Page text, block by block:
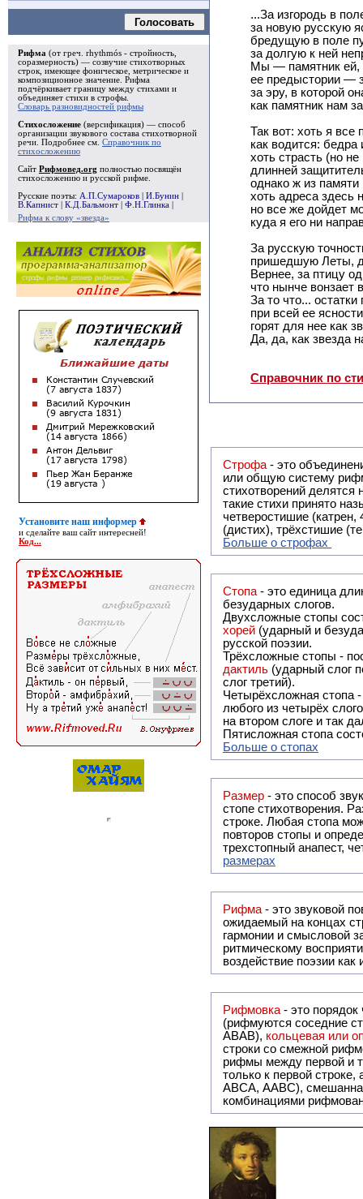
Голосовать
Рифма (от греч. rhythmós - стройность,
соразмерность) — созвучие стихотворных
строк, имеющее фоническое, метрическое и
композиционное значение. Рифма
подчёркивает границу между стихами и
объединяет стихи в строфы
Словарь разновидностей рифмы
Стихосложение (версификация) — способ
организации звукового состава стихотворной
речи. Подробнее см. Справочник по
стихосложению
Сайт Рифмовед.org полностью посвящён
стихосложению и русской рифме.
Русские поэты: А.П.Сумароков И.Бунин
В.Капнист
К.Д.Бальмонт Ф.Н.Глинка
Рифма к слову «звезда»
Установите наш информер
и сделайте ваш сайт интересней!
Код...
...За изгородь в
за новую русскую
бредущую в поле
за долгую к ней
Мы — памятник ей,
ее предыстории —
за эру, в которой
как памятник нам
Так вот: хоть я все
как водится: бедра
хоть страсть (но
длинней
однако ж из
хоть адреса здесь
но все же дойдет
куда я его ни
За русскую
пришедшую Леты,
Вернее, за птицу
что нынче вонзает
За то что... остатки
при всей ее
горят для нее как
Да, да, как звезда
Справочник по
Строфа - это объединение двух
или общую систему рифм, и регулярно или периодически
стихотворений делятся на строфы и т.о. являются строфическими.
такие стихи принято называть астрофическими. Самая популярная строфа в русской поэзии -
четверостишие
(дистих), трёхстишие
Больше о строфах
Стопа - это единица
безударных слогов.
Двухсложные стопы
хорей (ударный и
русской поэзии.
Трёхсложные стопы -
дактиль (ударный слог
слог третий).
Четырёхсложная стопа
любого из четырёх
на втором слоге и так
Пятисложная стопа
Больше о стопах
Размер - это способ
стопе стихотворения.
строке. Любая стопа
повторов стопы и
трехстопный анапест,
размерах
Рифма - это звуковой повтор, традиционно используемый в поэзии и, как
ожидаемый на концах
гармонии и смысловой
ритмическому
воздействие поэзии
Рифмовка - это
(рифмуются соседние
ABAB), кольцевая или
строки со смежной
рифмы между первой и
только к первой
ABCA, AABC), смешанная или вольная рифмовка (рифмовка в сложных строфах с различными
комбинациями